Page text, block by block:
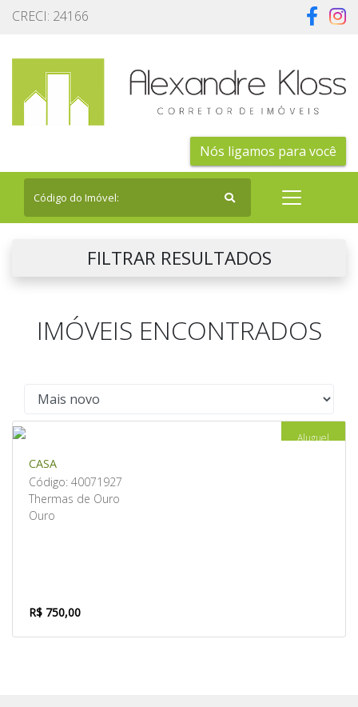
CRECI: 24166
Nós ligamos para você
FILTRAR RESULTADOS
IMÓVEIS ENCONTRADOS
Aluguel
CASA
Código: 40071927
Thermas de Ouro
Ouro
R$ 750,00